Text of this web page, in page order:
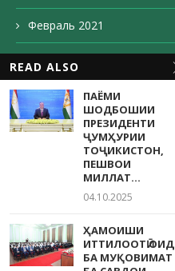
Февраль 2021
Декабрь 2020
Ноябрь 2020
Октябрь 2020
Сентябрь 2020
Август 2020
Май 2020
Апрель 2020
READ ALSO
ПАЁМИ
ШОДБОШИИ
ПРЕЗИДЕНТИ
ҶУМҲУРИИ
ТОҶИКИСТОН,
ПЕШВОИ
МИЛЛАТ...
04.10.2025
ҲАМОИШИ
ИТТИЛООТӢ ОИД
БА МУҚОВИМАТ